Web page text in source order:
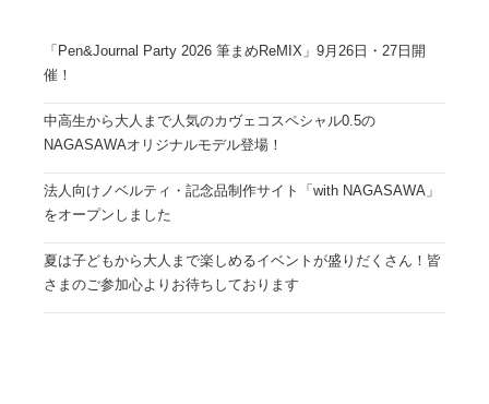
「Pen&Journal Party 2026 筆まめReMIX」9月26日・27日開
催！
中高生から大人まで人気のカヴェコスペシャル0.5の
NAGASAWAオリジナルモデル登場！
法人向けノベルティ・記念品制作サイト「with NAGASAWA」
をオープンしました
夏は子どもから大人まで楽しめるイベントが盛りだくさん！皆
さまのご参加心よりお待ちしております